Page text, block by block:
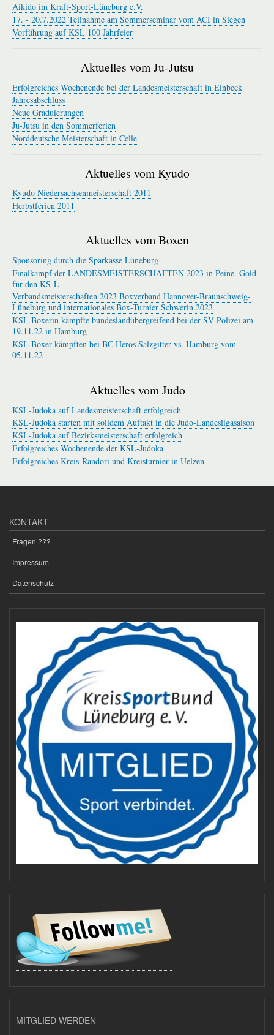
Aikido im Kraft-Sport-Lüneburg e.V.
17. - 20.7.2022 Teilnahme am Sommerseminar vom ACI in Siegen
Vorführung auf KSL 100 Jahrfeier
Aktuelles vom Ju-Jutsu
Erfolgreiches Wochenende bei der Landesmeisterschaft in Einbeck
Jahresabschluss
Neue Graduierungen
Ju-Jutsu in den Sommerferien
Norddeutsche Meisterschaft in Celle
Aktuelles vom Kyudo
Kyudo Niedersachsenmeisterschaft 2011
Herbstferien 2011
Aktuelles vom Boxen
Sponsoring durch die Sparkasse Lüneburg
Finalkampf der LANDESMEISTERSCHAFTEN 2023 in Peine. Gold
für den KS-L
Verbandsmeisterschaften 2023 Boxverband Hannover-Braunschweig-
Lüneburg und internationales Box-Turnier Schwerin 2023
KSL Boxerin kämpfte bundeslandübergreifend bei der SV Polizei am
19.11.22 in Hamburg
KSL Boxer kämpften bei BC Heros Salzgitter vs. Hamburg vom
05.11.22
Aktuelles vom Judo
KSL-Judoka auf Landesmeisterschaft erfolgreich
KSL-Judoka starten mit solidem Auftakt in die Judo-Landesligasaison
KSL-Judoka auf Bezirksmeisterschaft erfolgreich
Erfolgreiches Wochenende der KSL-Judoka
Erfolgreiches Kreis-Randori und Kreisturnier in Uelzen
KONTAKT
Fragen ???
Impressum
Datenschutz
MITGLIED WERDEN